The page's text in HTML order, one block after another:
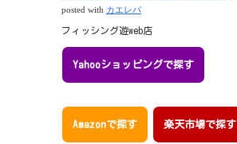
posted with カエレバ
フィッシング遊web店
Yahooショッピングで探す
Amazonで探す 楽天市場で探す